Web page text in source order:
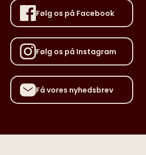
Følg os på Facebook
Følg os på Instagram
Få vores nyhedsbrev